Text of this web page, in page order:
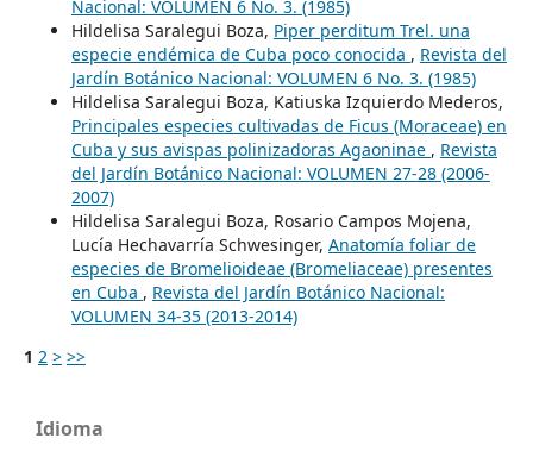
Nacional: VOLUMEN 6 No. 3. (1985)
Hildelisa Saralegui Boza, Piper perditum Trel. una
especie endémica de Cuba poco conocida , Revista del
Jardín Botánico Nacional: VOLUMEN 6 No. 3. (1985)
Hildelisa Saralegui Boza, Katiuska Izquierdo Mederos,
Principales especies cultivadas de Ficus (Moraceae) en
Cuba y sus avispas polinizadoras Agaoninae , Revista
del Jardín Botánico Nacional: VOLUMEN 27-28 (2006-
2007)
Hildelisa Saralegui Boza, Rosario Campos Mojena,
Lucía Hechavarría Schwesinger, Anatomía foliar de
especies de Bromelioideae (Bromeliaceae) presentes
en Cuba , Revista del Jardín Botánico Nacional:
VOLUMEN 34-35 (2013-2014)
1 2 > >>
Idioma